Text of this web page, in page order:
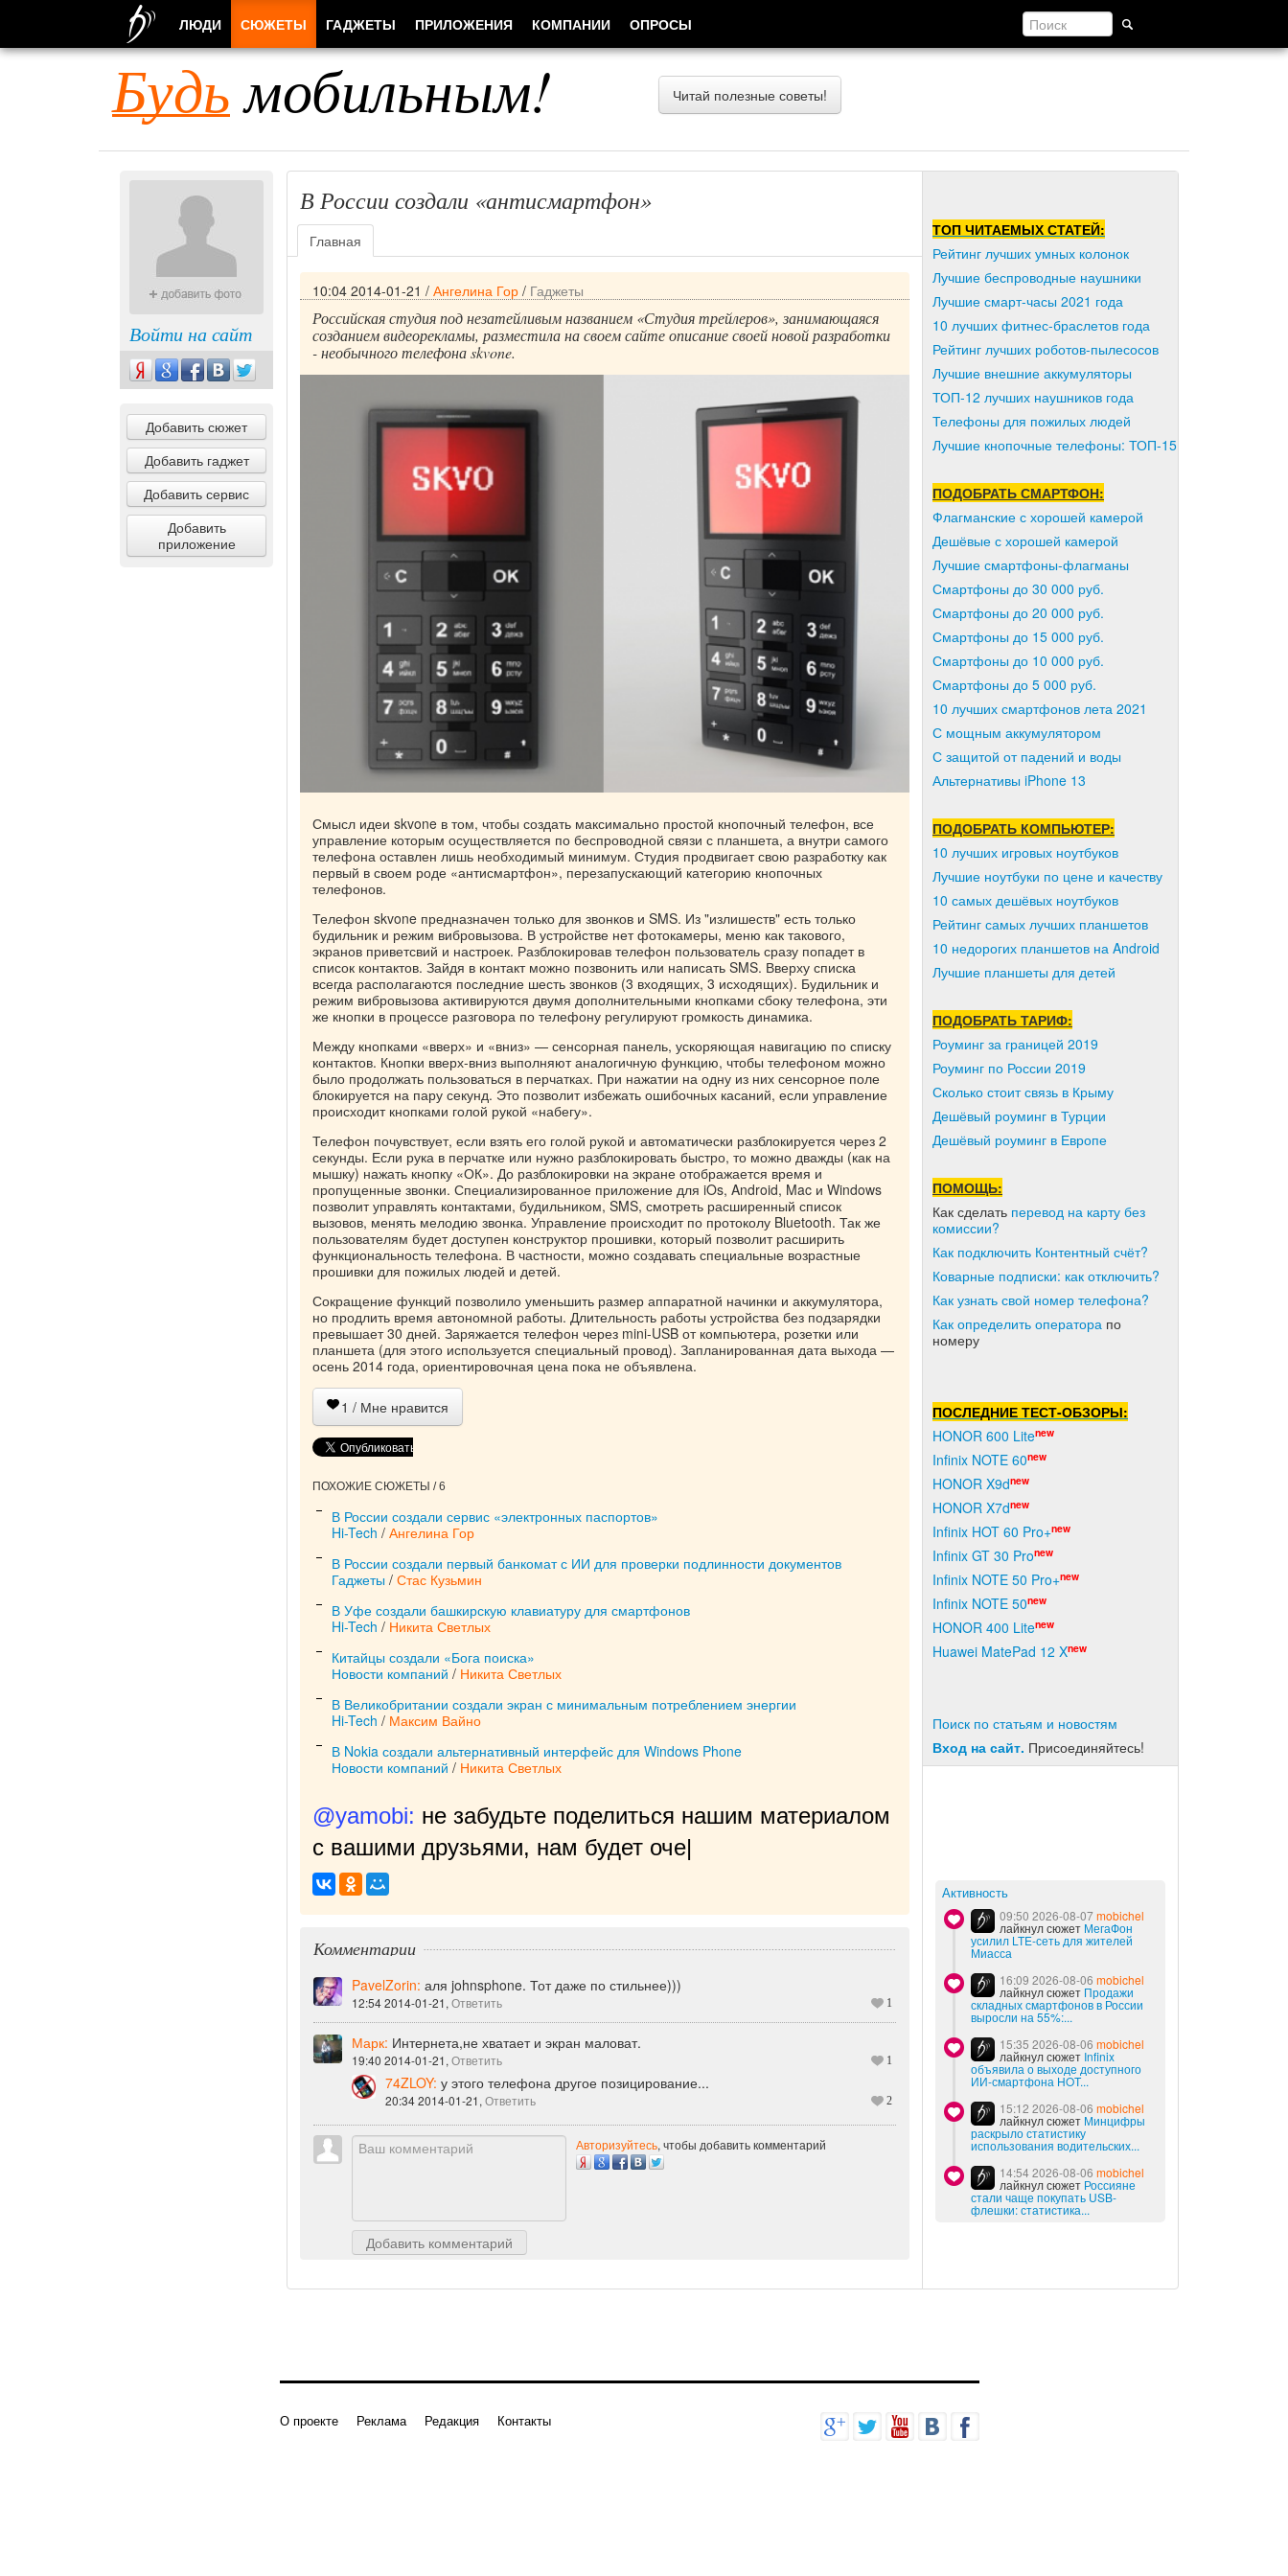
Будьмобильным! Читай полезные советы!
Войти на сайт
Добавить сюжет
Добавить гаджет
Добавить сервис
Добавить
приложение
В России создали «антисмартфон»
Главная
10:04 2014-01-21 / Ангелина Гор / Гаджеты
Российская студия под незатейливым названием «Студия трейлеров», занимающаяся
созданием видеорекламы, разместила на своем сайте описание своей новой разработки
- необычного телефона skvone.
Смысл идеи skvone в том, чтобы создать максимально простой кнопочный телефон, все
управление которым осуществляется по беспроводной связи с планшета, а внутри самого
телефона оставлен лишь необходимый минимум. Студия продвигает свою разработку как
первый в своем роде «антисмартфон», перезапускающий категорию кнопочных
телефонов.
Телефон skvone предназначен только для звонков и SMS. Из "излишеств" есть только
будильник и режим вибровызова. В устройстве нет фотокамеры, меню как такового,
экранов приветсвий и настроек. Разблокировав телефон пользователь сразу попадет в
список контактов. Зайдя в контакт можно позвонить или написать SMS. Вверху списка
всегда располагаются последние шесть звонков (3 входящих, 3 исходящих). Будильник и
режим вибровызова активируются двумя дополнительными кнопками сбоку телефона, эти
же кнопки в процессе разговора по телефону регулируют громкость динамика.
Между кнопками «вверх» и «вниз» — сенсорная панель, ускоряющая навигацию по списку
контактов. Кнопки вверх-вниз выполняют аналогичную функцию, чтобы телефоном можно
было продолжать пользоваться в перчатках. При нажатии на одну из них сенсорное поле
блокируется на пару секунд. Это позволит избежать ошибочных касаний, если управление
происходит кнопками голой рукой «набегу».
Телефон почувствует, если взять его голой рукой и автоматически разблокируется через 2
секунды. Если рука в перчатке или нужно разблокировать быстро, то можно дважды (как на
мышку) нажать кнопку «ОК». До разблокировки на экране отображается время и
пропущенные звонки. Специализированное приложение для iOs, Android, Mac и Windows
позволит управлять контактами, будильником, SMS, смотреть расширенный список
вызовов, менять мелодию звонка. Управление происходит по протоколу Bluetooth. Так же
пользователям будет доступен конструктор прошивки, который позволит расширить
функциональность телефона. В частности, можно создавать специальные возрастные
прошивки для пожилых людей и детей.
Сокращение функций позволило уменьшить размер аппаратной начинки и аккумулятора,
но продлить время автономной работы. Длительность работы устройства без подзарядки
превышает 30 дней. Заряжается телефон через mini-USB от компьютера, розетки или
планшета (для этого используется специальный провод). Запланированная дата выхода —
осень 2014 года, ориентировочная цена пока не объявлена.
1 / Мне нравится
ПОХОЖИЕ СЮЖЕТЫ / 6
В России создали сервис «электронных паспортов»
Hi-Tech / Ангелина Гор
В России создали первый банкомат с ИИ для проверки подлинности документов
Гаджеты / Стас Кузьмин
В Уфе создали башкирскую клавиатуру для смартфонов
Hi-Tech / Никита Светлых
Китайцы создали «Бога поиска»
Новости компаний / Никита Светлых
В Великобритании создали экран с минимальным потреблением энергии
Hi-Tech / Максим Вайно
В Nokia создали альтернативный интерфейс для Windows Phone
Новости компаний / Никита Светлых
@yamobi: не забудьте поделиться нашим материалом
с вашими друзьями, нам будет очень приятно!
Комментарии
PavelZorin: аля johnsphone. Тот даже по стильнее)))
1
12:54 2014-01-21,Ответить
Марк: Интернета,не хватает и экран маловат.
1
19:40 2014-01-21,Ответить
74ZLOY: у этого телефона другое позицирование...
2
20:34 2014-01-21,Ответить
Добавить комментарий
Авторизуйтесь, чтобы добавить комментарий
ТОП ЧИТАЕМЫХ СТАТЕЙ:
Рейтинг лучших умных колонок
Лучшие беспроводные наушники
Лучшие смарт-часы 2021 года
10 лучших фитнес-браслетов года
Рейтинг лучших роботов-пылесосов
Лучшие внешние аккумуляторы
ТОП-12 лучших наушников года
Телефоны для пожилых людей
Лучшие кнопочные телефоны: ТОП-15
ПОДОБРАТЬ СМАРТФОН:
Флагманские с хорошей камерой
Дешёвые с хорошей камерой
Лучшие смартфоны-флагманы
Смартфоны до 30 000 руб.
Смартфоны до 20 000 руб.
Смартфоны до 15 000 руб.
Смартфоны до 10 000 руб.
Смартфоны до 5 000 руб.
10 лучших смартфонов лета 2021
С мощным аккумулятором
С защитой от падений и воды
Альтернативы iPhone 13
ПОДОБРАТЬ КОМПЬЮТЕР:
10 лучших игровых ноутбуков
Лучшие ноутбуки по цене и качеству
10 самых дешёвых ноутбуков
Рейтинг самых лучших планшетов
10 недорогих планшетов на Android
Лучшие планшеты для детей
ПОДОБРАТЬ ТАРИФ:
Роуминг за границей 2019
Роуминг по России 2019
Сколько стоит связь в Крыму
Дешёвый роуминг в Турции
Дешёвый роуминг в Европе
ПОМОЩЬ:
Как сделать перевод на карту без
комиссии?
Как подключить Контентный счёт?
Коварные подписки: как отключить?
Как узнать свой номер телефона?
Как определить оператора по
номеру
ПОСЛЕДНИЕ ТЕСТ-ОБЗОРЫ:
HONOR 600 Litenew
Infinix NOTE 60new
HONOR X9dnew
HONOR X7dnew
Infinix HOT 60 Pro+new
Infinix GT 30 Pronew
Infinix NOTE 50 Pro+new
Infinix NOTE 50new
HONOR 400 Litenew
Huawei MatePad 12 Xnew
Поиск по статьям и новостям
Вход на сайт. Присоединяйтесь!
Активность
09:50 2026-08-07mobichel
лайкнул сюжет МегаФон
усилил LTE-сеть для жителей
Миасса
16:09 2026-08-06 mobichel
лайкнул сюжет Продажи
складных смартфонов в России
выросли на 55%:...
15:35 2026-08-06 mobichel
лайкнул сюжет Infinix
объявила о выходе доступного
ИИ-смартфона HOT...
15:12 2026-08-06 mobichel
лайкнул сюжет Минцифры
раскрыло статистику
использования водительских...
14:54 2026-08-06 mobichel
лайкнул сюжет Россияне
стали чаще покупать USB-
флешки: статистика...
ЛЮДИ СЮЖЕТЫ ГАДЖЕТЫ ПРИЛОЖЕНИЯ КОМПАНИИ ОПРОСЫ
О проекте Реклама Редакция Контакты